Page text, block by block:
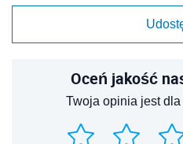
Oceń jakość
Twoja opinia jest